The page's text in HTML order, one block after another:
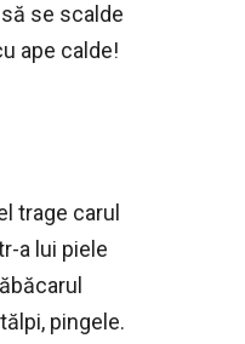
se scalde
ape calde!
trage carul
a lui piele
pingele.